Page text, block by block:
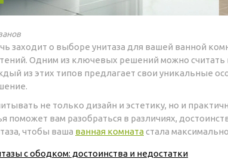
заходит о выборе унитаза для вашей ванной
Одним из ключевых решений можно считать
из этих типов предлагает свои уникальные
не только дизайн и эстетику, но и
поможет вам разобраться в различиях,
чтобы ваша ванная комнатастала
с ободком: достоинства и недостатки